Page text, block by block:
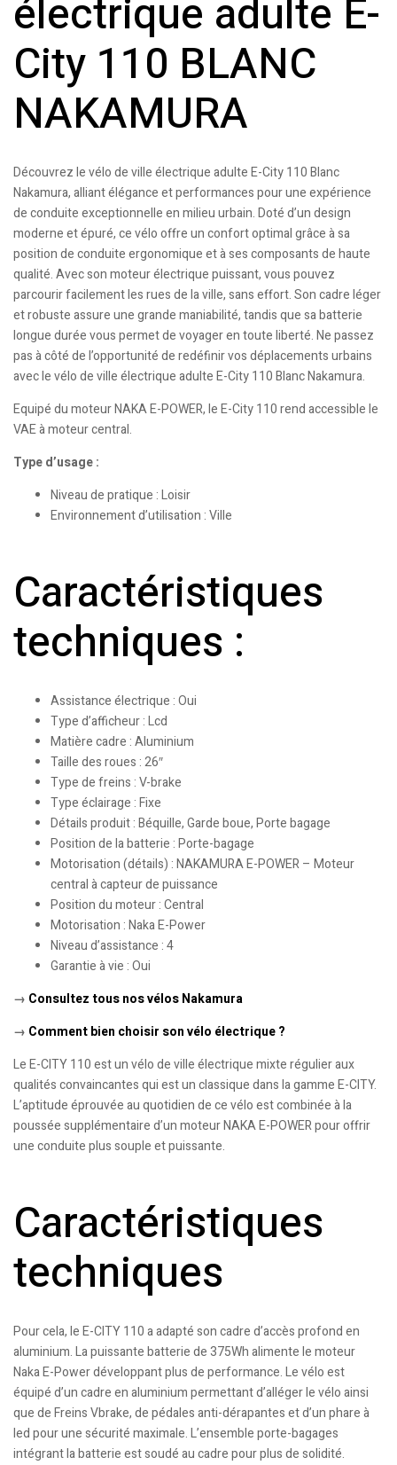
électrique adulte E-
City 110 BLANC
NAKAMURA
Découvrez le vélo de ville électrique adulte E-City 110 Blanc
Nakamura, alliant élégance et performances pour une expérience
de conduite exceptionnelle en milieu urbain. Doté d’un design
moderne et épuré, ce vélo offre un confort optimal grâce à sa
position de conduite ergonomique et à ses composants de haute
qualité. Avec son moteur électrique puissant, vous pouvez
parcourir facilement les rues de la ville, sans effort. Son cadre léger
et robuste assure une grande maniabilité, tandis que sa batterie
longue durée vous permet de voyager en toute liberté. Ne passez
pas à côté de l’opportunité de redéfinir vos déplacements urbains
avec le vélo de ville électrique adulte E-City 110 Blanc Nakamura.
Equipé du moteur NAKA E-POWER, le E-City 110 rend accessible le
VAE à moteur central.
Type d’usage :
Niveau de pratique : Loisir
Environnement d’utilisation : Ville
Caractéristiques
techniques :
Assistance électrique : Oui
Type d’afficheur : Lcd
Matière cadre : Aluminium
Taille des roues : 26″
Type de freins : V-brake
Type éclairage : Fixe
Détails produit : Béquille, Garde boue, Porte bagage
Position de la batterie : Porte-bagage
Motorisation (détails) : NAKAMURA E-POWER – Moteur
central à capteur de puissance
Position du moteur : Central
Motorisation : Naka E-Power
Niveau d’assistance : 4
Garantie à vie : Oui
→ Consultez tous nos vélos Nakamura
→ Comment bien choisir son vélo électrique ?
Le E-CITY 110 est un vélo de ville électrique mixte régulier aux
qualités convaincantes qui est un classique dans la gamme E-CITY.
L’aptitude éprouvée au quotidien de ce vélo est combinée à la
poussée supplémentaire d’un moteur NAKA E-POWER pour offrir
une conduite plus souple et puissante.
Caractéristiques
techniques
Pour cela, le E-CITY 110 a adapté son cadre d’accès profond en
aluminium. La puissante batterie de 375Wh alimente le moteur
Naka E-Power développant plus de performance. Le vélo est
équipé d’un cadre en aluminium permettant d’alléger le vélo ainsi
que de Freins Vbrake, de pédales anti-dérapantes et d’un phare à
led pour une sécurité maximale. L’ensemble porte-bagages
intégrant la batterie est soudé au cadre pour plus de solidité.